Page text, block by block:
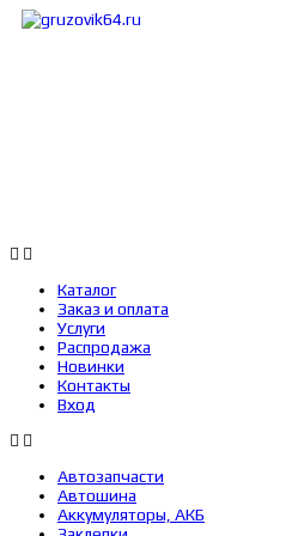
Каталог
Заказ и оплата
Услуги
Распродажа
Новинки
Контакты
Вход
Автозапчасти
Автошина
Аккумуляторы, АКБ